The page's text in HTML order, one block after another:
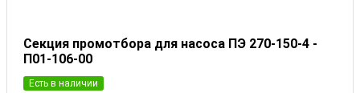
Секция промотбора для насоса ПЭ 270-150-4 -
П01-106-00
Есть в наличии